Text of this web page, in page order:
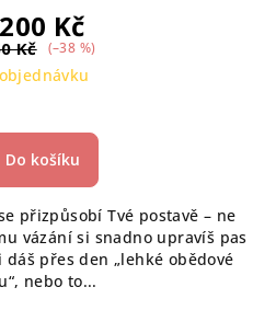
Kč
Kč (–38 %)
Do košíku
přizpůsobí Tvé postavě – ne
vázání si snadno upravíš pas
přes den „lehké obědové
nebo to...